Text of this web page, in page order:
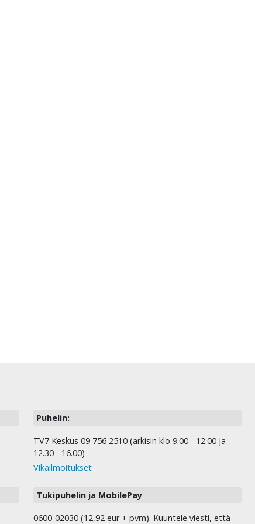
Puhelin:
TV7 Keskus 09 756 2510 (arkisin klo 9.00 - 12.00 ja
12.30 - 16.00)
Vikailmoitukset
Tukipuhelin ja MobilePay
0600-02030 (12,92 eur + pvm). Kuuntele viesti, että